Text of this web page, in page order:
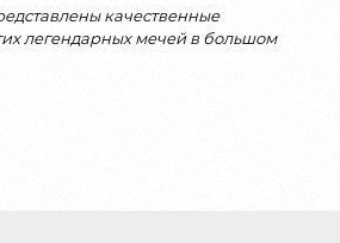
качественные
легендарных мечей в большом